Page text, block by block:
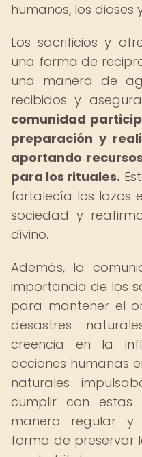
humanos, los dioses
Los sacrificios y
una forma de
una manera de
recibidos y
comunidad
preparación y
aportando
para los rituales.
fortalecía los lazos
sociedad y
divino.
Además, la
importancia de los
para mantener el
desastres
creencia en la
acciones humanas
naturales
cumplir con estas
manera regular y
forma de preservar